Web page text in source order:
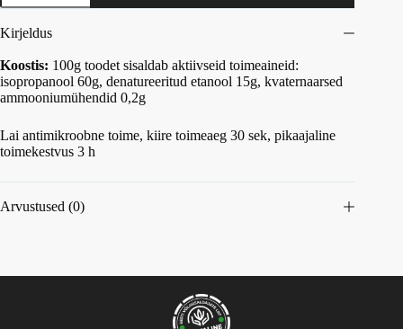
Kirjeldus
Koostis: 100g toodet sisaldab aktiivseid toimeaineid:
isopropanool 60g, denatureeritud etanool 15g, kvaternaarsed
ammooniumühendid 0,2g
Lai antimikroobne toime, kiire toimeaeg 30 sek, pikaajaline
toimekestvus 3 h
Arvustused (0)